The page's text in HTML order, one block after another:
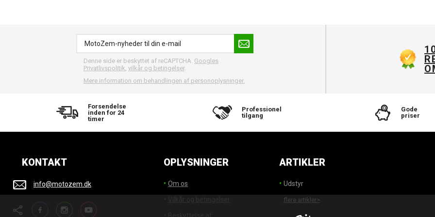
Denne side er beskyttet af reCAPTCHA. Googles
Privatlivspolitik vilkår og betingelser.
Mere information om behandlingen af personoplysninger.
Forsendelse
inden for 24
timer
Professionel
tilgang
Gode
priser
KONTAKT
info@motozem.dk
FacebookInstagramYouTube
OPLYSNINGER
Om os
ARTIKLER
Udstyr
flere artikler>